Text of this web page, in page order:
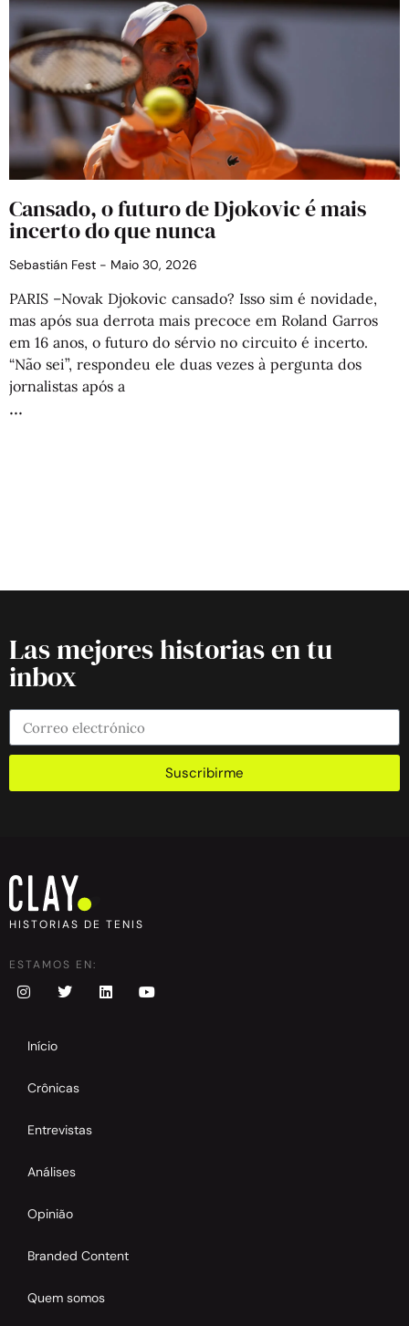
Cansado, o futuro de Djokovic é mais
incerto do que nunca
Sebastián Fest Maio 30, 2026
PARIS –Novak Djokovic cansado? Isso sim é novidade,
mas após sua derrota mais precoce em Roland Garros
em 16 anos, o futuro do sérvio no circuito é incerto.
“Não sei”, respondeu ele duas vezes à pergunta dos
jornalistas após a
Las mejores historias en tu
inbox
Suscribirme
HISTORIAS DE TENIS
ESTAMOS EN:
Início
Crônicas
Entrevistas
Análises
Opinião
Branded Content
Quem somos